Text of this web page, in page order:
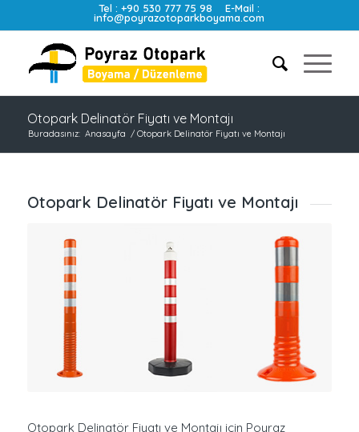
Tel :+90 530 777 75 98 E-Mail :
info@poyrazotoparkboyama.com
Otopark Delinatör Fiyatı ve Montajı
Buradasınız: Anasayfa / Otopark Delinatör Fiyatı ve Montajı
Otopark Delinatör Fiyatı ve Montajı
Otopark Delinatör Fiyatı ve Montajı için Poyraz